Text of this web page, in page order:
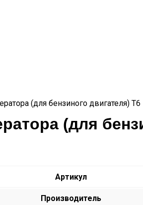
(для бензиного двигателя) T6
(для
Артикул
Производитель